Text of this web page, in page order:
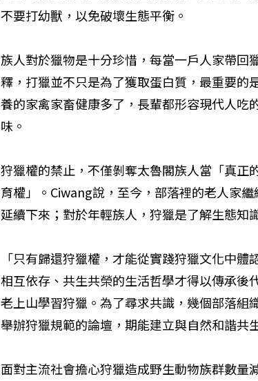
不要打幼獸，以免破壞生態平衡。
族人對於獵物是十分珍惜，每當一戶人家帶回
釋，打獵並不只是為了獲取蛋白質，最重要的
養的家禽家畜健康多了，長輩都形容現代人吃
味。
狩獵權的禁止，不僅剝奪太魯閣族人當「真
育權」。Ciwang說，至今，部落裡的老人家
延續下來；對於年輕族人，狩獵是了解生態知
「只有歸還狩獵權，才能從實踐狩獵文化中
相互依存、共生共榮的生活哲學才得以傳承後
老上山學習狩獵。為了尋求共識，幾個部落
舉辦狩獵規範的論壇，期能建立與自然和諧共
面對主流社會擔心狩獵造成野生動物族群數